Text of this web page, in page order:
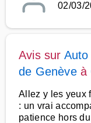
02/03/
Avis sur
de Genèveà
Allez y les yeux
: un vrai
patience hors